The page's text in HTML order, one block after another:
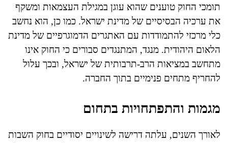
תומכי החוק טוענים שהוא עוגן במגילת העצמאות ומשקף
את ערכיה הבסיסיים של מדינת ישראל. כמו כן, הוא נחשב
כלי מרכזי להתמודדות עם האתגרים הדמוגרפיים של מדינת
הלאום היהודית. מנגד, המתנגדים סבורים כי החוק אינו
מתחשב במציאות הרב-תרבותית של ישראל, ובכך עלול
להחריף מתחים פנימיים בתוך החברה.
מגמות והתפתחויות בתחום
לאורך השנים, עלתה דרישה לשינויים יסודיים בחוק השבות